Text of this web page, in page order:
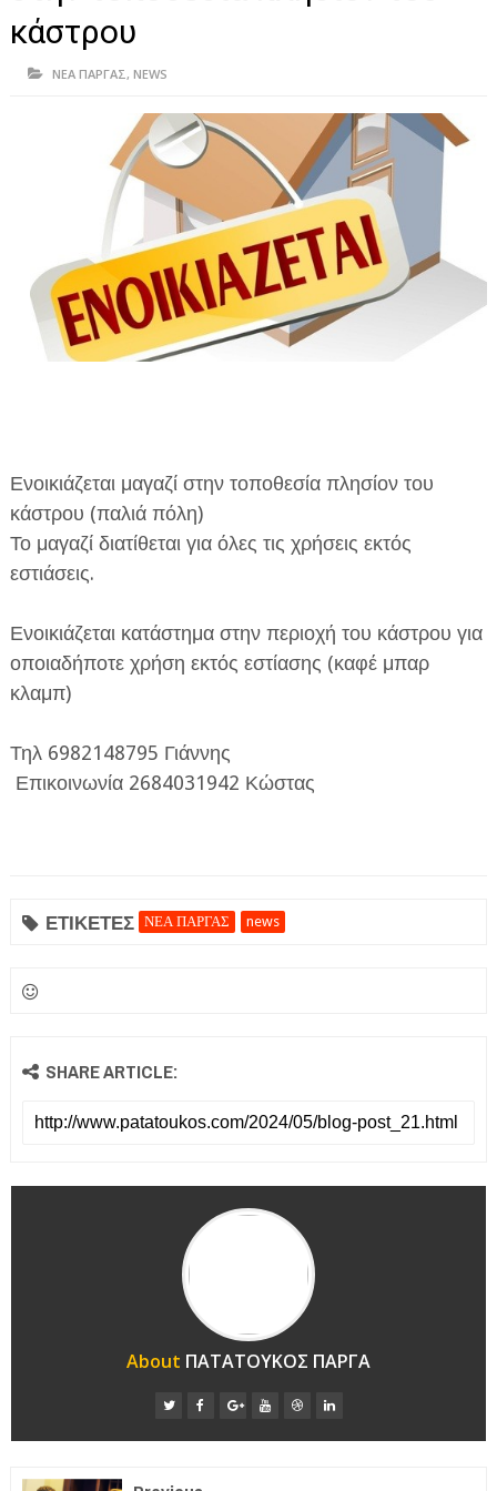
ΗΠΕΙΡΟΣ
ΠΡΕΒΕΖΑ
ΙΩΑΝΝΙΝΑ
ΘΕΣΠΡΩΤΙΑ
ΙΟΝΙΑ ΝΗΣΙΑ
ΚΑΙ ΕΛΛΑΔΑ
ΥΓΕΙΑ-ΟΜΟΡΦΙΑ
ΔΙΕΘΝΗ
ΕΦΗΜΕΡΙΔΑ Η ΠΑΡΓΑ
κάστρου
ΝΕΑ ΠΑΡΓΑΣ, NEWS
Ενοικιάζεται μαγαζί στην τοποθεσία πλησίον του
κάστρου (παλιά πόλη)
Το μαγαζί διατίθεται για όλες τις χρήσεις εκτός
εστιάσεις.
Ενοικιάζεται κατάστημα στην περιοχή του κάστρου για
οποιαδήποτε χρήση εκτός εστίασης (καφέ μπαρ
κλαμπ)
Τηλ 6982148795 Γιάννης
Επικοινωνία 2684031942 Κώστας
ΕΤΙΚΕΤΕΣ ΝΕΑ ΠΑΡΓΑΣ news
SHARE ARTICLE:
About ΠΑΤΑΤΟΥΚΟΣ ΠΑΡΓΑ